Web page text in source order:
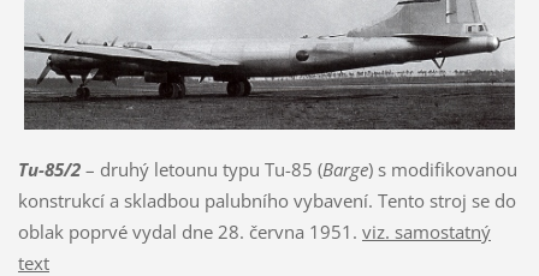
Tu-85/2 – druhý letounu typu Tu-85 (Barge) s modifikovanou
konstrukcí a skladbou palubního vybavení. Tento stroj se do
oblak poprvé vydal dne 28. června 1951. viz. samostatný
text